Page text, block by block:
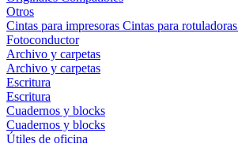
Otros
Cintas para impresoras Cintas para rotuladoras
Fotoconductor
Archivo y carpetas
Archivo y carpetas
Escritura
Escritura
Cuadernos y blocks
Cuadernos y blocks
Útiles de oficina